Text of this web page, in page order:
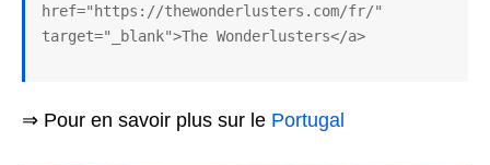
href="https://thewonderlusters.com/fr/"
target="_blank">The Wonderlusters</a>
⇒ Pour en savoir plus sur le Portugal